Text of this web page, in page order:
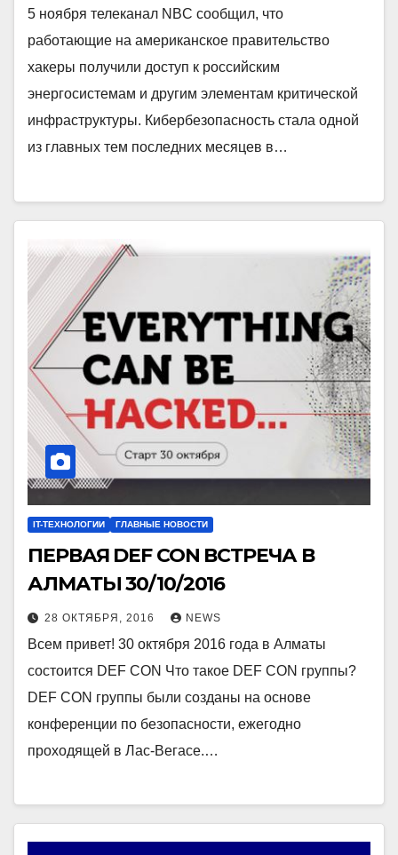
5 ноября телеканал NBC сообщил, что
работающие на американское правительство
хакеры получили доступ к российским
энергосистемам и другим элементам критической
инфраструктуры. Кибербезопасность стала одной
из главных тем последних месяцев в…
IT-ТЕХНОЛОГИИ ГЛАВНЫЕ НОВОСТИ
ПЕРВАЯ DEF CON ВСТРЕЧА В
АЛМАТЫ 30/10/2016
28 ОКТЯБРЯ, 2016 NEWS
Всем привет! 30 октября 2016 года в Алматы
состоится DEF CON Что такое DEF CON группы?
DEF CON группы были созданы на основе
конференции по безопасности, ежегодно
проходящей в Лаc-Вегасе.…